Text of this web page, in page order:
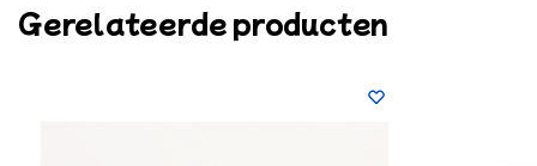
Gerelateerde producten